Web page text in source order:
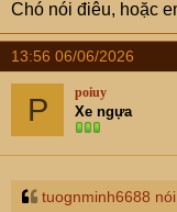
Chó nói điêu, hoặc
13:56 06/06/2026
P poiuy
Xe ngựa
tuognminh6688